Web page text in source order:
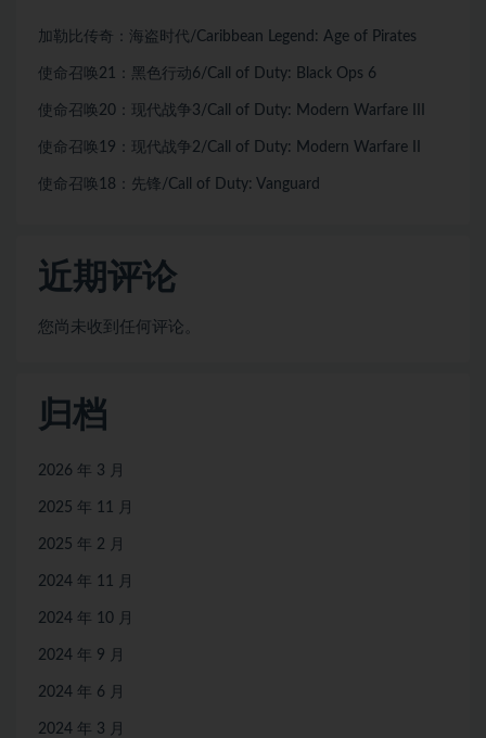
加勒比传奇：海盗时代/Caribbean Legend: Age of Pirates
使命召唤21：黑色行动6/Call of Duty: Black Ops 6
使命召唤20：现代战争3/Call of Duty: Modern Warfare III
使命召唤19：现代战争2/Call of Duty: Modern Warfare II
使命召唤18：先锋/Call of Duty: Vanguard
近期评论
您尚未收到任何评论。
归档
2026 年 3 月
2025 年 11 月
2025 年 2 月
2024 年 11 月
2024 年 10 月
2024 年 9 月
2024 年 6 月
2024 年 3 月